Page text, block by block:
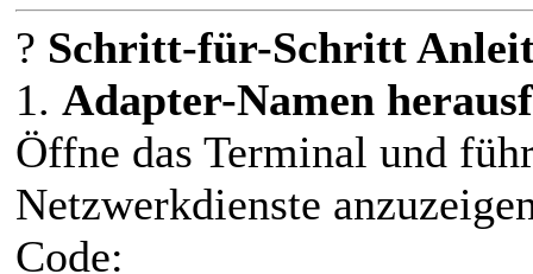
? Schritt-für-Schritt
1. Adapter-Namen
Öffne das Terminal und
Netzwerkdienste
Code: